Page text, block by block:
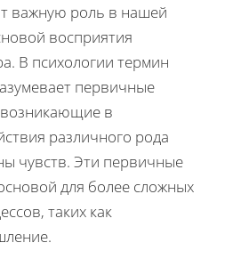
важную роль в нашей
восприятия
В психологии термин
первичные
в
различного рода
чувств. Эти первичные
для более сложных
таких как